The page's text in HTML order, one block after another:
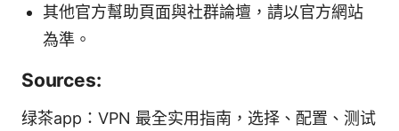
其他官方幫助頁面與社群論壇，請以官方網站
為準。
Sources:
绿茶app：VPN 最全实用指南，选择、配置、测试